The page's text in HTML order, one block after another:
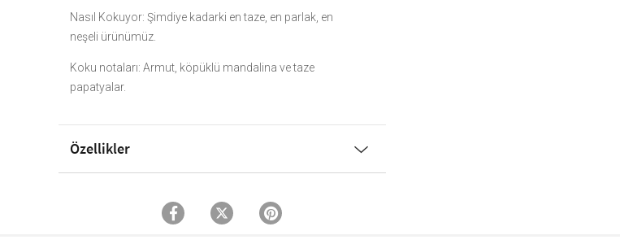
Nasıl Kokuyor: Şimdiye kadarki en taze, en parlak, en
neşeli ürünümüz.
Koku notaları: Armut, köpüklü mandalina ve taze
papatyalar.
Özellikler